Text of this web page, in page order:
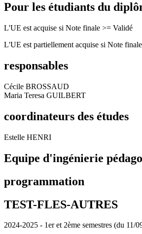
Pour les étudiants du
L'UE est acquise si Note finale >= Validé
L'UE est partiellement acquise si Note
responsables
Cécile BROSSAUD
Maria Teresa GUILBERT
coordinateurs des études
Estelle HENRI
Equipe d'ingénierie
programmation
TEST-FLES-AUTRES
2024-2025 - 1er et 2ème semestres (du 11/